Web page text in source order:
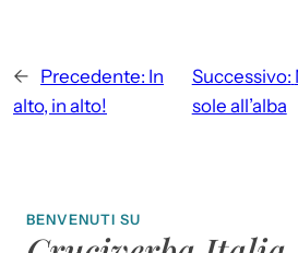
← Precedente: In
alto, in alto!
Successivo:
sole all’alba
BENVENUTI SU